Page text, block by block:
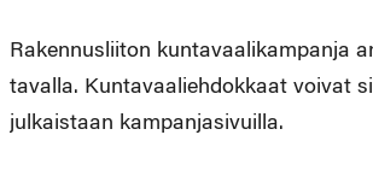
Rakennusliiton kuntavaalikampanja
tavalla. Kuntavaaliehdokkaat voivat
julkaistaan kampanjasivuilla.